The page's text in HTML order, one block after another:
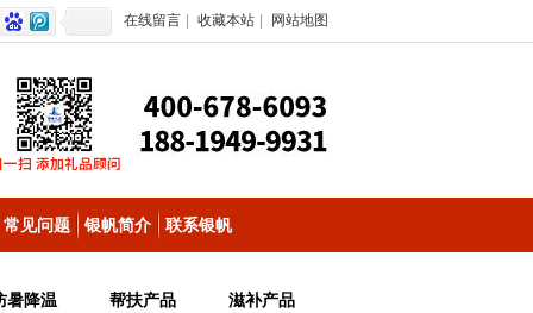
在线留言 收藏本站 网站地图
常见问题 银帆简介 联系银帆
暑降温 帮扶产品 滋补产品